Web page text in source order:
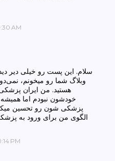
AM
سلام. این پست رو خیلی دیر
وبلاگ شما رو میخونم،
هستید. من ایران
خودشون نبودم اما
پزشکی شون رو تحسین
الگوی من برای ورود به
PM